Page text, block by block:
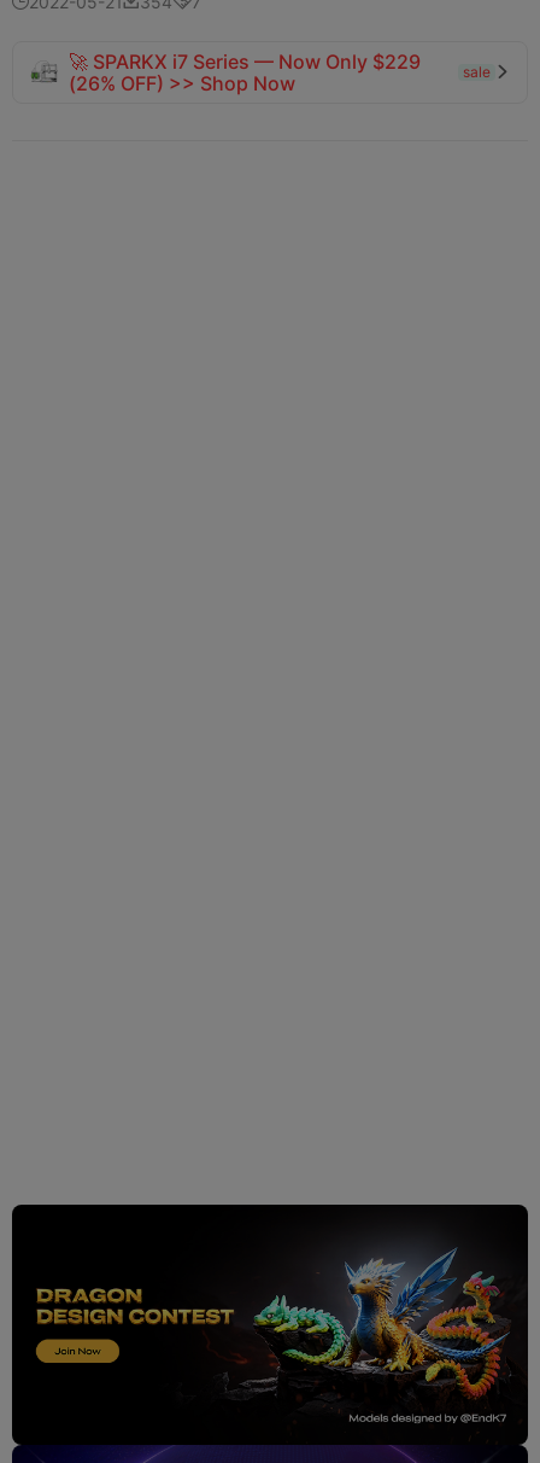
🚀 SPARKX i7 Series — Now Only $229
(26% OFF) >> Shop Now
sale 